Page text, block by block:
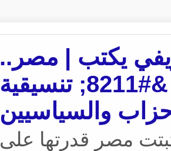
يكتب | مصر..
الدبلوماسية والردع &#8211; تنسيقية
والسياسيين
مصر قدرتها على